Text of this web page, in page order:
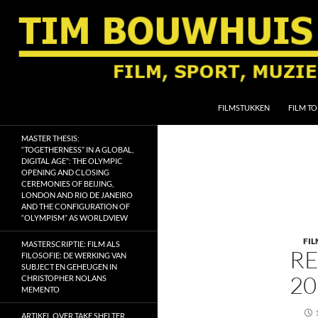
naar
inhoud
FILMSTUKKEN FILM
geschiedenis
MASTER THESIS:
“TOGETHERNESS” IN A GLOBAL,
DIGITAL AGE”: THE OLYMPIC
OPENING AND CLOSING
CEREMONIES OF BEIJING,
LONDON AND RIO DE JANEIRO
AND THE CONFIGURATION OF
“OLYMPISM” AS WORLDVIEW
MASTERSCRIPTIE: FILM ALS
FILOSOFIE: DE WERKING VAN
SUBJECT EN GEHEUGEN IN
CHRISTOPHER NOLANS
MEMENTO
ARTIKEL OVER TAKE SHELTER